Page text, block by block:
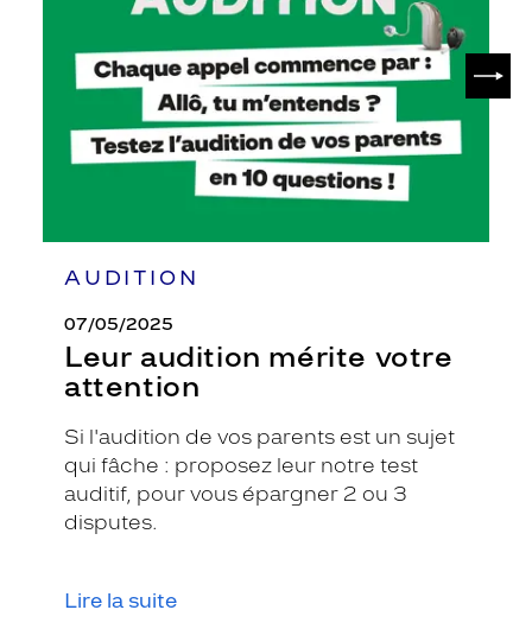
AUDITION
07/05/2025
Leur audition mérite votre
attention
Si l'audition de vos parents est un sujet
qui fâche : proposez leur notre test
auditif, pour vous épargner 2 ou 3
disputes.
Lire la suite